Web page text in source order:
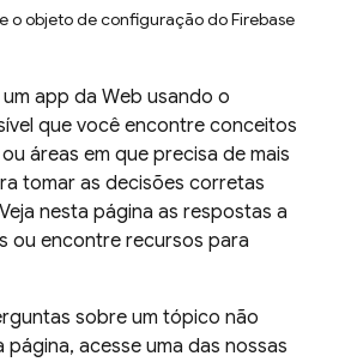
o objeto de configuração do Firebase
app da Web usando o
que você encontre conceitos
áreas em que precisa de mais
tomar as decisões corretas
nesta página as respostas a
ou encontre recursos para
sobre um tópico não
acesse uma das nossas